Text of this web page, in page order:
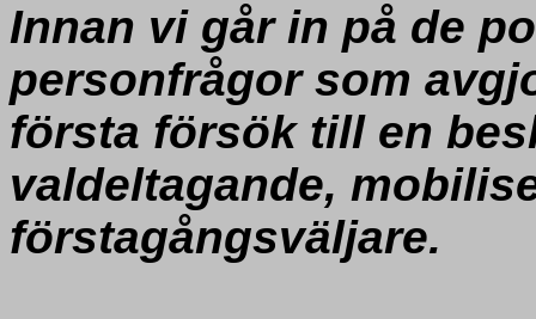
Innan vi går in på de
personfrågor som
första försök till en
valdeltagande,
förstagångsväljare.